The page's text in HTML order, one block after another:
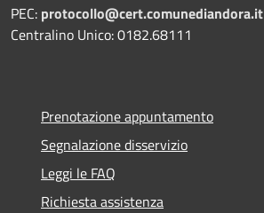
PEC: protocollo@cert.comunediandora.it
Centralino Unico: 0182.68111
Prenotazione appuntamento
Segnalazione disservizio
Leggi le FAQ
Richiesta assistenza